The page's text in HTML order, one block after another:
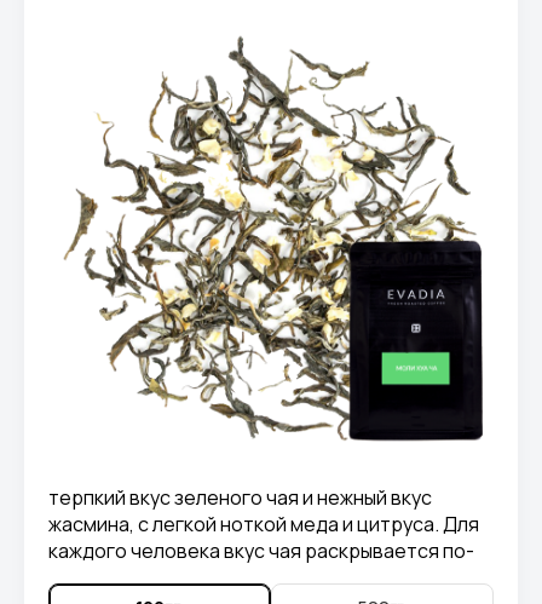
терпкий вкус зеленого чая и нежный вкус
жасмина, с легкой ноткой меда и цитруса. Для
каждого человека вкус чая раскрывается по-
своему, для кого-то он отдает инжиром, для